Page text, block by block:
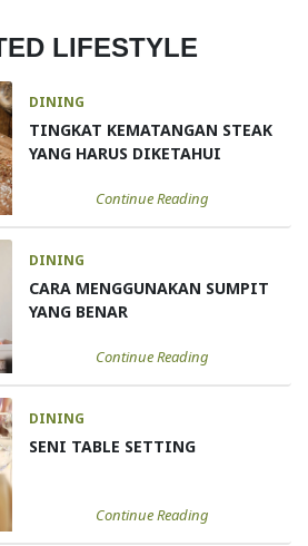
LIFESTYLE
DINING
TINGKAT KEMATANGAN STEAK
YANG HARUS DIKETAHUI
Continue Reading
DINING
CARA MENGGUNAKAN SUMPIT
YANG BENAR
Continue Reading
DINING
SENI TABLE SETTING
Continue Reading